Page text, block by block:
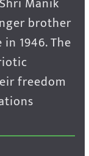
brother
1946. The
freedom